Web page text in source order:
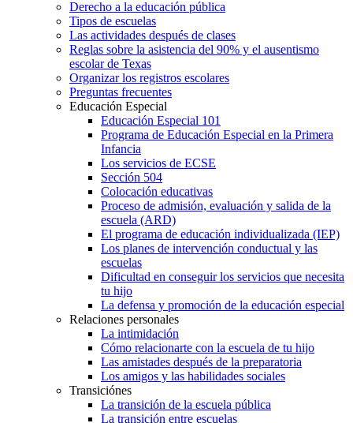
Derecho a la educación pública
Tipos de escuelas
Las actividades después de clases
Reglas sobre la asistencia del 90% y el ausentismo
escolar de Texas
Organizar los registros escolares
Preguntas frecuentes
Educación Especial
Educación Especial 101
Programa de Educación Especial en la Primera
Infancia
Los servicios de ECSE
Sección 504
Colocación educativas
Proceso de admisión, evaluación y salida de la
escuela (ARD)
El programa de educación individualizada (IEP)
Los planes de intervención conductual y las
escuelas
Dificultad en conseguir los servicios que necesita
tu hijo
La defensa y promoción de la educación especial
Relaciones personales
La intimidación
Cómo relacionarte con la escuela de tu hijo
Las amistades después de la preparatoria
Los amigos y las habilidades sociales
Transiciónes
La transición de la escuela pública
La transición entre escuelas